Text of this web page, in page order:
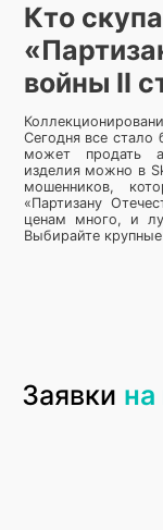
Кто
войны II
Сегодня все
может продать
изделия можно в
мошенников,
«Партизану
ценам много, и
Выбирайте
быструю оценку и
изделий,
выплачиваем
Заявки